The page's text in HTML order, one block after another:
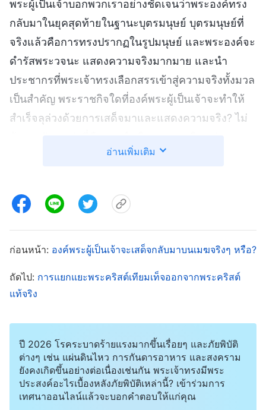
พระผู้เป็นเจ้าบอกพวกเราอย่างชัดเจนว่าพระองค์ทรง
กลับมาในยุคสุดท้ายในฐานะบุตรมนุษย์ บุตรมนุษย์ที่
จริงแล้วคือการทรงปรากฏในรูปมนุษย์ และพระองค์จะ
ดำรัสพระวจนะ แสดงความจริงมากมาย และนำ
ประชากรที่พระเจ้าทรงเลือกสรรเข้าสู่ความจริงทั้งมวล
เป็นสำคัญ พระราชกิจใดที่องค์พระผู้เป็นเจ้าจะทำให้
สำเร็จลุล่วงด้วยการเสด็จมาและแสดงความจริง? ไม่
พิพากษาโดยเริ่มที่พระนิเวศของพระเจ้า ซึ่งยิ่งพิสูจน์ว่า
ด้วยการแสดงความจริง เช่นนั้นพวกเราจะต้อนรับองค์
พระผู้เป็นเจ้าได้อย่างไร? ในเมื่อพระองค์เสด็จมาใน
ฐานะบุตรมนุษย์ และบุตรมนุษย์มีรูปลักษณ์ที่ธรรมดา
สามัญอย่างสิ้นเชิง ไม่มีอะไรเหนือธรรมชาติให้เห็นเลย
ก็ย่อมจะไม่มีใครสามารถมองเห็นว่านี่คือการทรง
ปรากฏของพระเจ้าโดยดูจากรูปลักษณ์ภายนอกของ
บุตรมนุษย์และดูว่านี่คือพระสุรเสียงของพระเจ้าหรือไม่
การต้อนรับองค์พระผู้เป็นเจ้าจะสำเร็จลุล่วงก็ด้วยการ
ตระหนักรู้พระสุรเสียงของพระเจ้าและเปิดประตูให้แก่
พระองค์ ถ้าพระองค์ดำรัสความจริงและผู้คนได้ยิน แต่
ไม่ตระหนักรู้พระสุรเสียงของพระองค์ พวกเขาก็จะไม่มี
อ่านเพิ่มเติม
ก่อนหน้า: องค์พระผู้เป็นเจ้าจะเสด็จกลับมาบนเมฆจริงๆ หรือ?
ถัดไป: การแยกแยะพระคริสต์เทียมเท็จออกจากพระคริสต์
แท้จริง
ปี 2026 โรคระบาดร้ายแรงมากขึ้นเรื่อยๆ และภัยพิบัติ
ต่างๆ เช่น แผ่นดินไหว การกันดารอาหาร และสงคราม
ยังคงเกิดขึ้นอย่างต่อเนื่องเช่นกัน พระเจ้าทรงมีพระ
ประสงค์อะไรเบื้องหลังภัยพิบัติเหล่านี้? เข้าร่วมการ
เทศนาออนไลน์แล้วจะบอกคำตอบให้แก่คุณ